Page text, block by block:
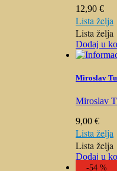
12,90 €
Lista želja
Lista želja
Dodaj u
Miroslav
Miroslav
9,00 €
Lista želja
Lista želja
Dodaj u
-54 %